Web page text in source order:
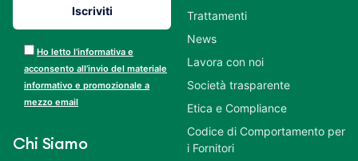
Ho letto l’informativa e
acconsento all’invio del materiale
informativo e promozionale a
mezzo email
Chi Siamo
Trattamenti
News
Lavora con noi
Società trasparente
Etica e Compliance
Codice di Comportamento per
i Fornitori